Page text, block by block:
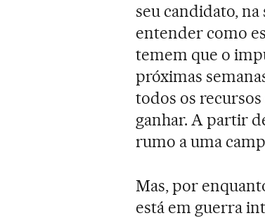
seu candidato,
entender como
temem que o
próximas
todos os
ganhar. A partir
rumo a uma
Mas, por
está em guerra